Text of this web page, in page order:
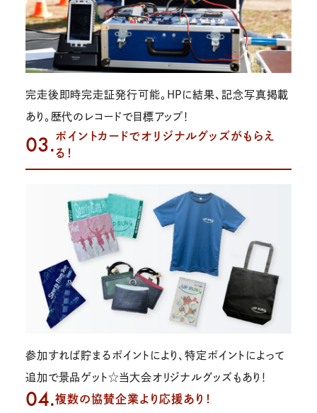
完走後即時完走証発行可能。HPに結果、記念写真掲載
あり。歴代のレコードで目標アップ！
03.ポイントカードでオリジナルグッズがもらえ
る！
参加すれば貯まるポイントにより、特定ポイントによって
追加で景品ゲット☆当大会オリジナルグッズもあり！
04.複数の協賛企業より応援あり！